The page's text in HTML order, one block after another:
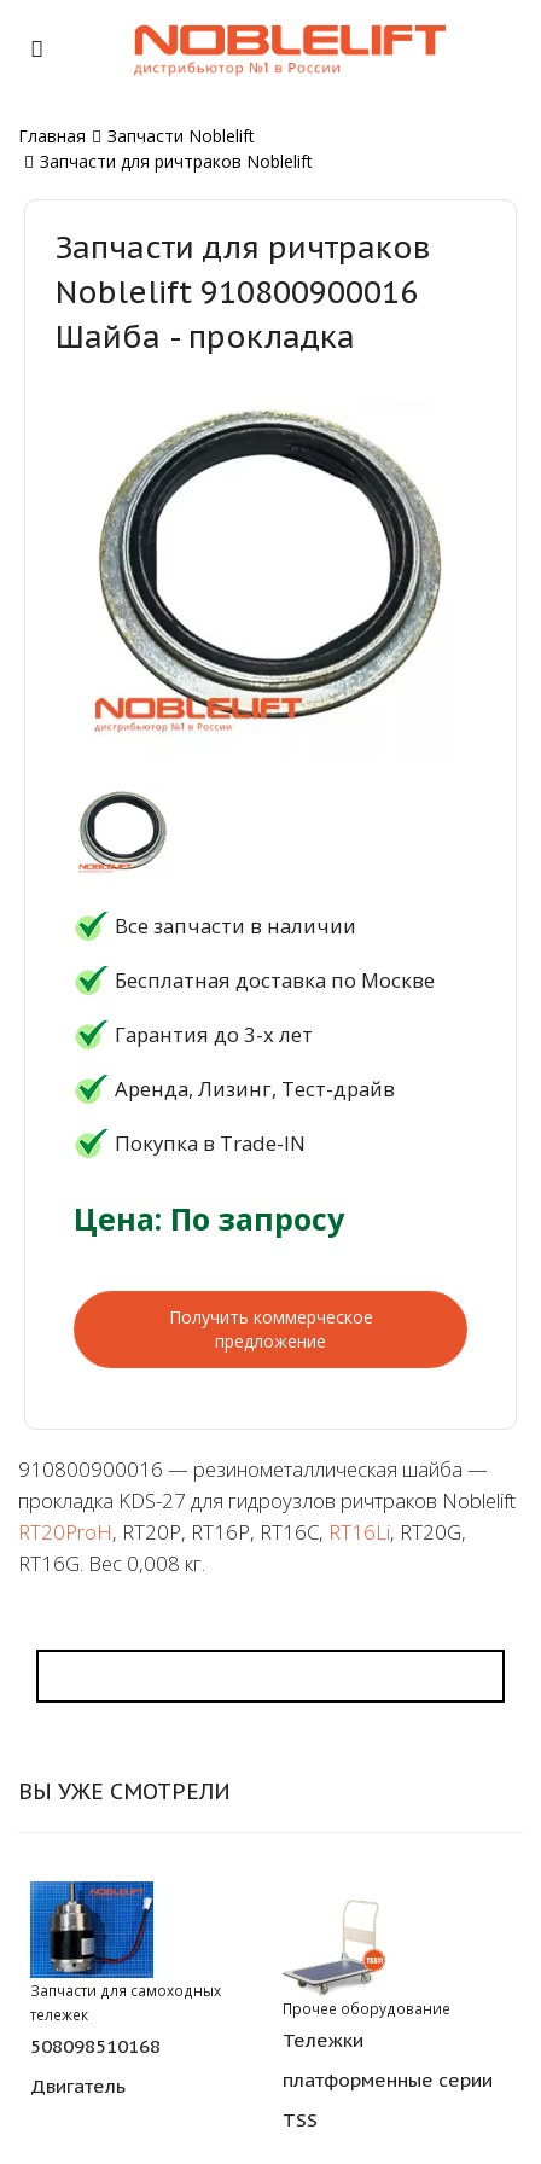
Главная
Запчасти Noblelift
Запчасти для ричтраков Noblelift
Запчасти для ричтраков
Noblelift 910800900016
Шайба - прокладка
Все запчасти в наличии
Бесплатная доставка по Москве
Гарантия до 3-х лет
Аренда, Лизинг, Тест-драйв
Покупка в Trade-IN
Цена: По запросу
Получить коммерческое
предложение
910800900016 — резинометаллическая шайба —
прокладка KDS-27 для гидроузлов ричтраков Noblelift
RT20ProH, RT20P, RT16P, RT16C, RT16Li, RT20G,
RT16G. Вес 0,008 кг.
ВЫ УЖЕ СМОТРЕЛИ
Запчасти для самоходных
тележек
508098510168
Двигатель
Прочее оборудование
Тележки
платформенные серии
TSS